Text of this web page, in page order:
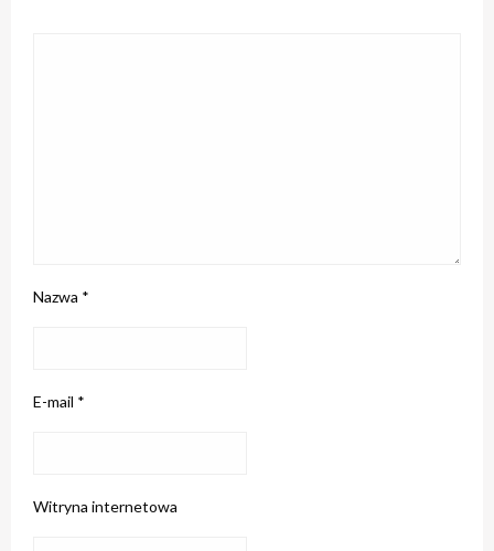
Nazwa *
E-mail *
Witryna internetowa